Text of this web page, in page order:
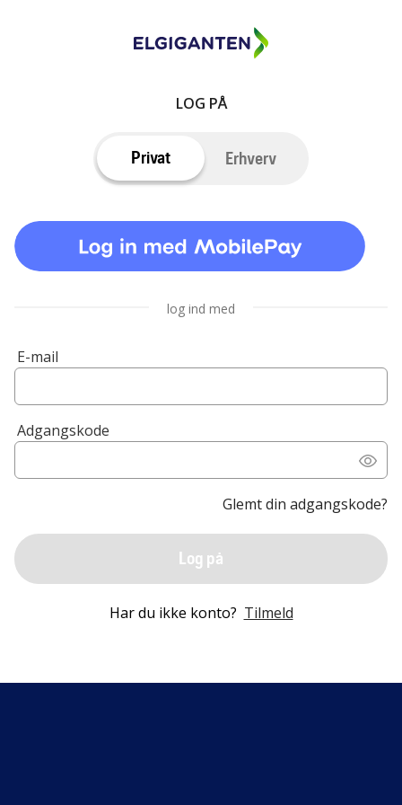
LOG PÅ
Privat Erhverv
log ind med
E-mail
Adgangskode
Glemt din adgangskode?
Log på
Har du ikke konto? Tilmeld